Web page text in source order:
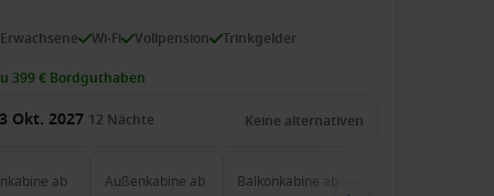
Wi-Fi Vollpension Trinkgelder
399 € Bordguthaben
Okt. 2027 12 Nächte Keine alternativen
ab Außenkabine ab Balkonkabine ab